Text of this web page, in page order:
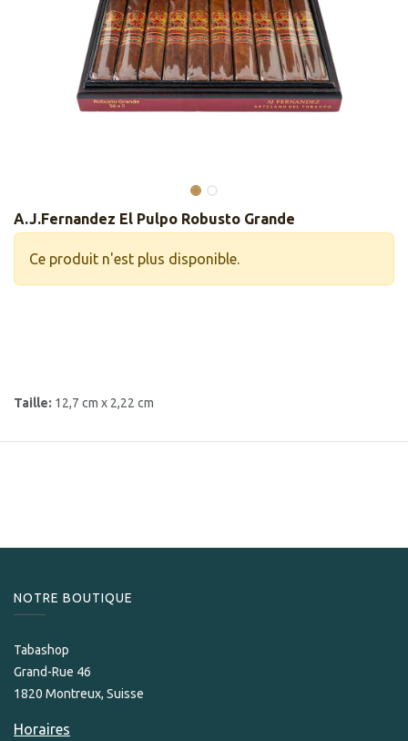
A.J.Fernandez El Pulpo Robusto Grande
Ce produit n'est plus disponible.
Taille: 12,7 cm x 2,22 cm
NOTRE BOUTIQUE
Tabashop
Grand-Rue 46
1820 Montreux, Suisse
Horaires